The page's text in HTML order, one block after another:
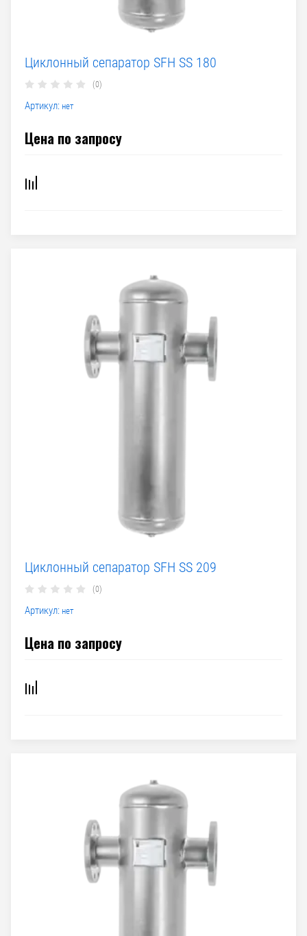
Циклонный сепаратор SFH SS 180
(0)
Артикул: нет
Цена по запросу
Циклонный сепаратор SFH SS 209
(0)
Артикул: нет
Цена по запросу